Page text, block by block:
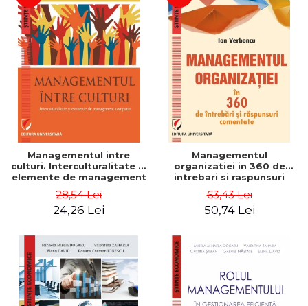
Managementul intre
culturi. Interculturalitate si
elemente de management
Dumitrascu
28,54 Lei
24,26 Lei
Managementul
organizatiei in 360 de
intrebari si raspunsuri
63,43 Lei
50,74 Lei